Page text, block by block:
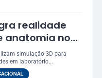
realidade
anatomia no
simulação 3D para
em laboratório...